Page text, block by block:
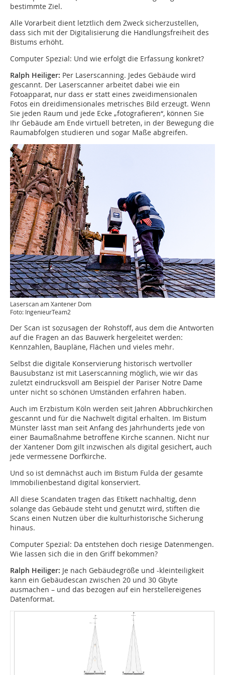
bestimmte Ziel.
Alle Vorarbeit dient letztlich dem Zweck sicherzustellen,
dass sich mit der Digitalisierung die Handlungsfreiheit des
Bistums erhöht.
Computer Spezial: Und wie erfolgt die Erfassung konkret?
Ralph Heiliger: Per Laserscanning. Jedes Gebäude wird
gescannt. Der Laserscanner arbeitet dabei wie ein
Fotoapparat, nur dass er statt eines zweidimensionalen
Fotos ein dreidimensionales metrisches Bild erzeugt. Wenn
Sie jeden Raum und jede Ecke „fotografieren“, können Sie
Ihr Gebäude am Ende virtuell betreten, in der Bewegung die
Raumabfolgen studieren und sogar Maße abgreifen.
Laserscan am Xantener Dom
Foto: IngenieurTeam2
Der Scan ist sozusagen der Rohstoff, aus dem die Antworten
auf die Fragen an das Bauwerk hergeleitet werden:
Kennzahlen, Baupläne, Flächen und vieles mehr.
Selbst die digitale Konservierung historisch wertvoller
Bausubstanz ist mit Laserscanning möglich, wie wir das
zuletzt eindrucksvoll am Beispiel der Pariser Notre Dame
unter nicht so schönen Umständen erfahren haben.
Auch im Erzbistum Köln werden seit Jahren Abbruchkirchen
gescannt und für die Nachwelt digital erhalten. Im Bistum
Münster lässt man seit Anfang des Jahrhunderts jede von
einer Baumaßnahme betroffene Kirche scannen. Nicht nur
der Xantener Dom gilt inzwischen als digital gesichert, auch
jede vermessene Dorfkirche.
Und so ist demnächst auch im Bistum Fulda der gesamte
Immobilienbestand digital konserviert.
All diese Scandaten tragen das Etikett nachhaltig, denn
solange das Gebäude steht und genutzt wird, stiften die
Scans einen Nutzen über die kulturhistorische Sicherung
hinaus.
Computer Spezial: Da entstehen doch riesige Datenmengen.
Wie lassen sich die in den Griff bekommen?
Ralph Heiliger: Je nach Gebäudegröße und -kleinteiligkeit
kann ein Gebäudescan zwischen 20 und 30 Gbyte
ausmachen – und das bezogen auf ein herstellereigenes
Datenformat.